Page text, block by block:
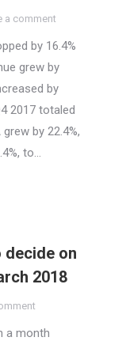
a comment
by 16.4%
grew by
by
2017 totaled
by 22.4%,
to…
decide on
2018
a month